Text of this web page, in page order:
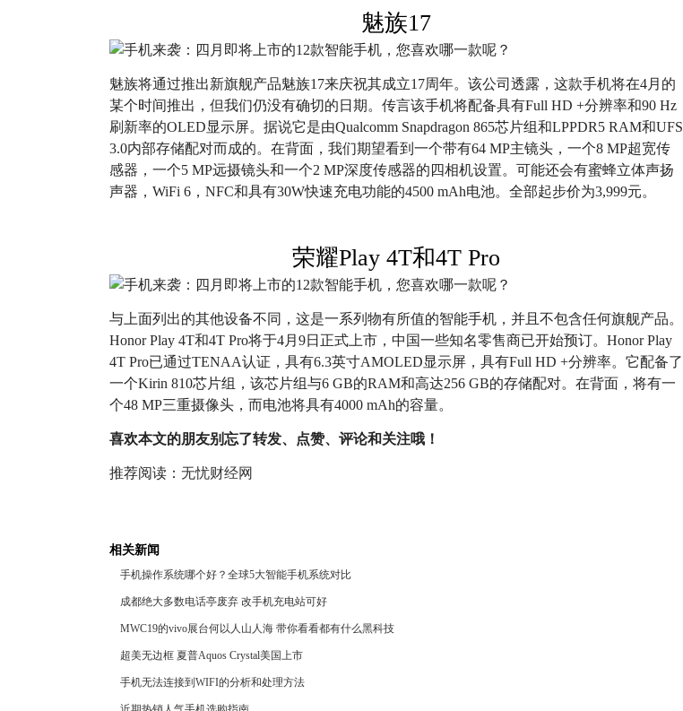
魅族17
魅族将通过推出新旗舰产品魅族17来庆祝其成立17周年。该公司透露，这款手机将在4月的
某个时间推出，但我们仍没有确切的日期。传言该手机将配备具有Full HD +分辨率和90 Hz
刷新率的OLED显示屏。据说它是由Qualcomm Snapdragon 865芯片组和LPPDR5 RAM和UFS
3.0内部存储配对而成的。在背面，我们期望看到一个带有64 MP主镜头，一个8 MP超宽传
感器，一个5 MP远摄镜头和一个2 MP深度传感器的四相机设置。可能还会有蜜蜂立体声扬
声器，WiFi 6，NFC和具有30W快速充电功能的4500 mAh电池。全部起步价为3,999元。
荣耀Play 4T和4T Pro
与上面列出的其他设备不同，这是一系列物有所值的智能手机，并且不包含任何旗舰产品。
Honor Play 4T和4T Pro将于4月9日正式上市，中国一些知名零售商已开始预订。Honor Play
4T Pro已通过TENAA认证，具有6.3英寸AMOLED显示屏，具有Full HD +分辨率。它配备了
一个Kirin 810芯片组，该芯片组与6 GB的RAM和高达256 GB的存储配对。在背面，将有一
个48 MP三重摄像头，而电池将具有4000 mAh的容量。
喜欢本文的朋友别忘了转发、点赞、评论和关注哦！
推荐阅读： 无忧财经网
相关新闻
手机操作系统哪个好？全球5大智能手机系统对比
成都绝大多数电话亭废弃 改手机充电站可好
MWC19的vivo展台何以人山人海 带你看看都有什么黑科技
超美无边框 夏普Aquos Crystal美国上市
手机无法连接到WIFI的分析和处理方法